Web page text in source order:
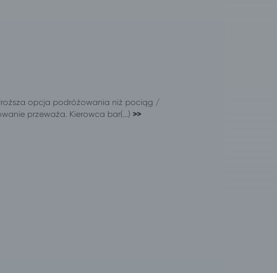
opcja podróżowania niż pociąg /
przeważa. Kierowca bar(...) >>